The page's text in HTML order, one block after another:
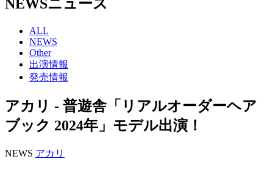
NEWSニュース
ALL
NEWS
Other
出演情報
発売情報
アカリ - 普遊舎「リアルオーダーヘア
ブック 2024年」モデル出演！
NEWS アカリ